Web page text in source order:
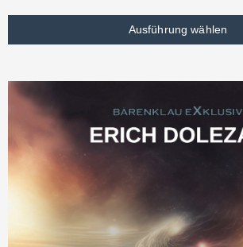
Ausführung wählen